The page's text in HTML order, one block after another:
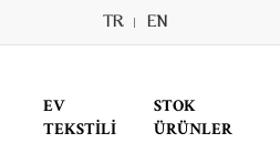
TR EN
EV
TEKSTILI
STOK
ÜRÜNLER